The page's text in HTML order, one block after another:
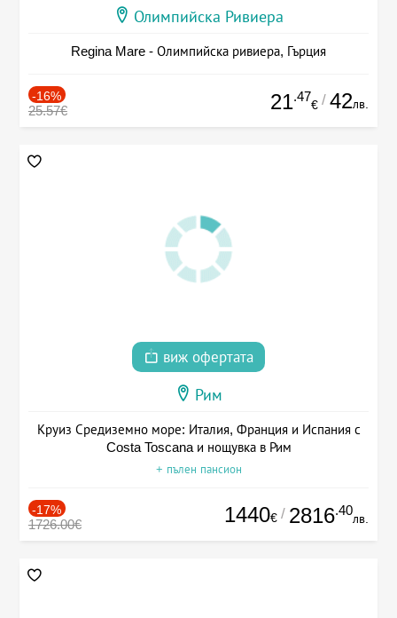
Олимпийска Ривиера
Regina Mare - Олимпийска ривиера, Гърция
-16%
25.57€ 21.47
€ / 42лв.
виж офертата
Рим
Круиз Средиземно море: Италия, Франция и Испания с
Costa Toscana и нощувка в Рим
+ пълен пансион
-17%
1726.00€ 1440€ / 2816.40
лв.